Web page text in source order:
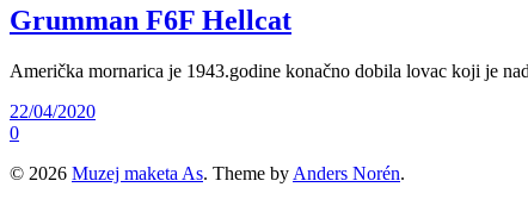
Grumman F6F Hellcat
Američka mornarica je 1943.godine konačno dobila lovac koji je
22/04/2020
0
© 2026 Muzej maketa As. Theme by Anders Norén.